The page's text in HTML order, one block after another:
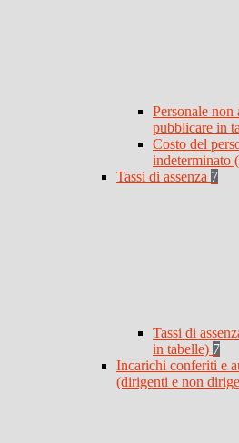
Personale non
pubblicare in
Costo del
indeterminato
Tassi di assenza 7
Tassi di
in tabelle) 7
Incarichi conferiti e
(dirigenti e non